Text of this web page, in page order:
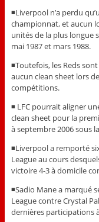
◾Liverpool n’a perdu
championnat, et aucun
unités de la plus longue
mai 1987 et mars 1988.
◾Toutefois, les Reds
aucun clean sheet lors
compétitions.
◾ LFC pourrait aligner
clean sheet pour la
à septembre 2006 sous
◾Liverpool a remporté
League au cours
victoire 4-3 à domicile
◾Sadio Mane a marqué
League contre Crystal
dernières participations